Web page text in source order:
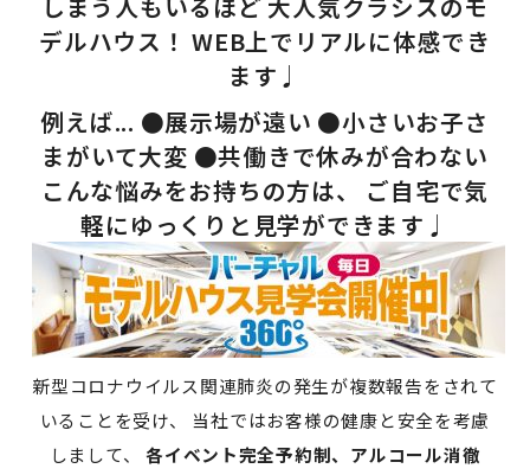
デルハウス！ WEB上でリアルに体感でき
ます♩
例えば... ●展示場が遠い ●小さいお子さ
まがいて大変 ●共働きで休みが合わない
こんな悩みをお持ちの方は、 ご自宅で気
軽にゆっくりと見学ができます♩
新型コロナウイルス関連肺炎の発生が複数報告をされて
いることを受け、 当社ではお客様の健康と安全を考慮
しまして、各イベント完全予約制、アルコール消徹